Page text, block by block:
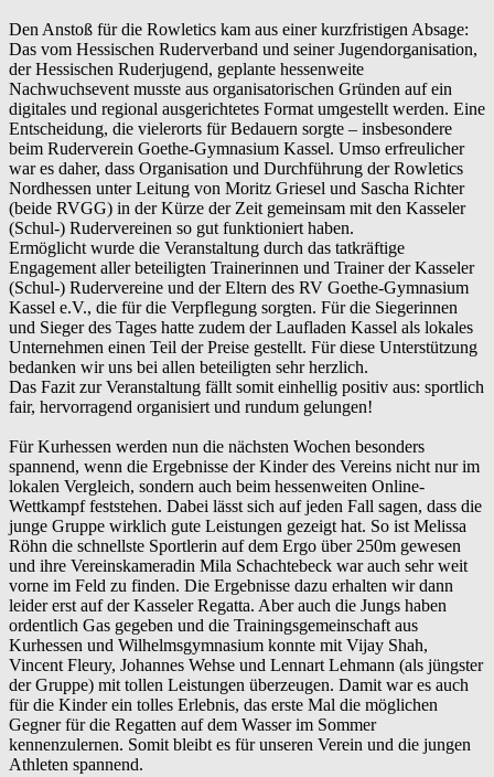
Den Anstoß für die Rowletics kam aus einer kurzfristigen Absage:
Das vom Hessischen Ruderverband und seiner Jugendorganisation,
der Hessischen Ruderjugend, geplante hessenweite
Nachwuchsevent musste aus organisatorischen Gründen auf ein
digitales und regional ausgerichtetes Format umgestellt werden. Eine
Entscheidung, die vielerorts für Bedauern sorgte – insbesondere
beim Ruderverein Goethe-Gymnasium Kassel. Umso erfreulicher
war es daher, dass Organisation und Durchführung der Rowletics
Nordhessen unter Leitung von Moritz Griesel und Sascha Richter
(beide RVGG) in der Kürze der Zeit gemeinsam mit den Kasseler
(Schul-) Rudervereinen so gut funktioniert haben.
Ermöglicht wurde die Veranstaltung durch das tatkräftige
Engagement aller beteiligten Trainerinnen und Trainer der Kasseler
(Schul-) Rudervereine und der Eltern des RV Goethe-Gymnasium
Kassel e.V., die für die Verpflegung sorgten. Für die Siegerinnen
und Sieger des Tages hatte zudem der Laufladen Kassel als lokales
Unternehmen einen Teil der Preise gestellt. Für diese Unterstützung
bedanken wir uns bei allen beteiligten sehr herzlich.
Das Fazit zur Veranstaltung fällt somit einhellig positiv aus: sportlich
fair, hervorragend organisiert und rundum gelungen!
Für Kurhessen werden nun die nächsten Wochen besonders
spannend, wenn die Ergebnisse der Kinder des Vereins nicht nur im
lokalen Vergleich, sondern auch beim hessenweiten Online-
Wettkampf feststehen. Dabei lässt sich auf jeden Fall sagen, dass die
junge Gruppe wirklich gute Leistungen gezeigt hat. So ist Melissa
Röhn die schnellste Sportlerin auf dem Ergo über 250m gewesen
und ihre Vereinskameradin Mila Schachtebeck war auch sehr weit
vorne im Feld zu finden. Die Ergebnisse dazu erhalten wir dann
leider erst auf der Kasseler Regatta. Aber auch die Jungs haben
ordentlich Gas gegeben und die Trainingsgemeinschaft aus
Kurhessen und Wilhelmsgymnasium konnte mit Vijay Shah,
Vincent Fleury, Johannes Wehse und Lennart Lehmann (als jüngster
der Gruppe) mit tollen Leistungen überzeugen. Damit war es auch
für die Kinder ein tolles Erlebnis, das erste Mal die möglichen
Gegner für die Regatten auf dem Wasser im Sommer
kennenzulernen. Somit bleibt es für unseren Verein und die jungen
Athleten spannend.